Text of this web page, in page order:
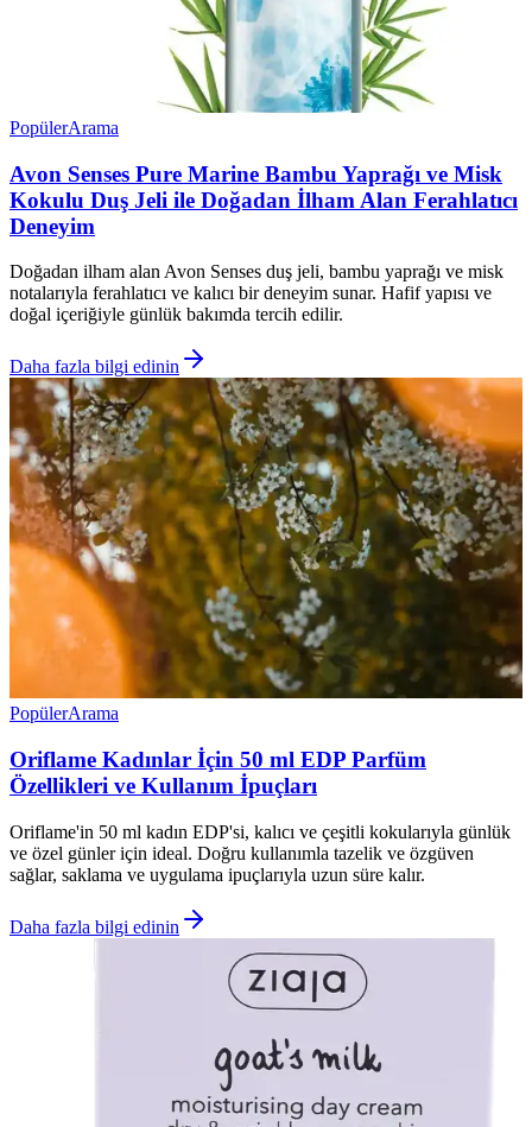
PopülerArama
Avon Senses Pure Marine Bambu Yaprağı ve Misk
Kokulu Duş Jeli ile Doğadan İlham Alan Ferahlatıcı
Deneyim
Doğadan ilham alan Avon Senses duş jeli, bambu yaprağı ve misk
notalarıyla ferahlatıcı ve kalıcı bir deneyim sunar. Hafif yapısı ve
doğal içeriğiyle günlük bakımda tercih edilir.
Daha fazla bilgi edinin
PopülerArama
Oriflame Kadınlar İçin 50 ml EDP Parfüm
Özellikleri ve Kullanım İpuçları
Oriflame'in 50 ml kadın EDP'si, kalıcı ve çeşitli kokularıyla günlük
ve özel günler için ideal. Doğru kullanımla tazelik ve özgüven
sağlar, saklama ve uygulama ipuçlarıyla uzun süre kalır.
Daha fazla bilgi edinin